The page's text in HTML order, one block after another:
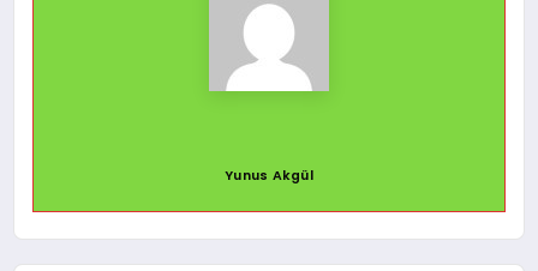
Yunus Akgül